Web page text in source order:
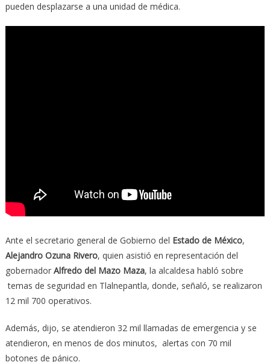
pueden desplazarse a una unidad de médica.
Ante el secretario general de Gobierno del Estado de México,
Alejandro Ozuna Rivero, quien asistió en representación del
gobernador Alfredo del Mazo Maza, la alcaldesa habló sobre
temas de seguridad en Tlalnepantla, donde, señaló, se realizaron
12 mil 700 operativos.
Además, dijo, se atendieron 32 mil llamadas de emergencia y se
atendieron, en menos de dos minutos, alertas con 70 mil
botones de pánico.